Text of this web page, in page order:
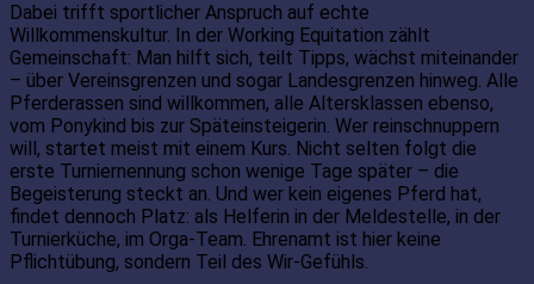
Dabei trifft sportlicher Anspruch auf echte
Willkommenskultur. In der Working Equitation zählt
Gemeinschaft: Man hilft sich, teilt Tipps, wächst miteinander
– über Vereinsgrenzen und sogar Landesgrenzen hinweg. Alle
Pferderassen sind willkommen, alle Altersklassen ebenso,
vom Ponykind bis zur Späteinsteigerin. Wer reinschnuppern
will, startet meist mit einem Kurs. Nicht selten folgt die
erste Turniernennung schon wenige Tage später – die
Begeisterung steckt an. Und wer kein eigenes Pferd hat,
findet dennoch Platz: als Helferin in der Meldestelle, in der
Turnierküche, im Orga-Team. Ehrenamt ist hier keine
Pflichtübung, sondern Teil des Wir-Gefühls.